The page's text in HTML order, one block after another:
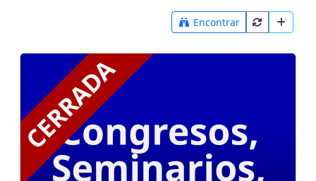
Encontrar